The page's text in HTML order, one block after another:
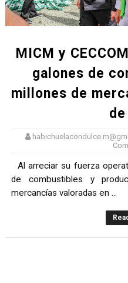
MICM y
galones de
millones de
Al arreciar su fuerza
de combustibles y
mercancías valoradas en ...